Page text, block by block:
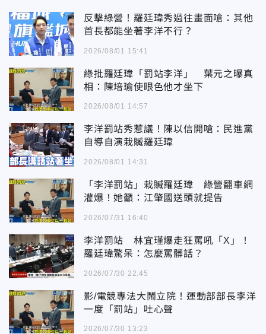
反擊綠營！羅廷瑋秀過往畫面嗆：其他
首長都能坐著李洋不行？
2026/08/01 15:41
綠批羅廷瑋「罰站李洋」 葉元之曝真
相：陳培瑜使眼色他才坐下
2026/08/01 14:57
李洋罰站秀惹議！陳以信開嗆：民進黨
自導自演栽贓羅廷瑋
2026/08/01 14:31
「李洋罰站」栽贓羅廷瑋 綠營翻車網
灌爆！她籲：江肇國送頭就提告
2026/07/31 16:40
李洋罰站 林宜瑾爆走狂罵吼「X」！
羅廷瑋驚呆：怎麼罵髒話？
2026/07/30 22:45
影/電競專法大鬧立院！運動部部長李洋
一度「罰站」吐心聲
2026/07/30 13:23